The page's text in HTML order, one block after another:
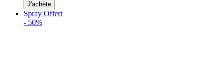
J'achète
Spray Offert
- 50%